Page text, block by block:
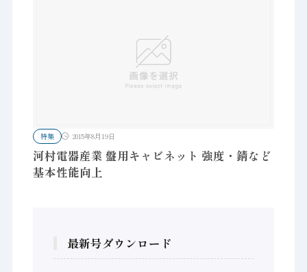
特集 2015年8月19日
河村電器産業 盤用キャビネット 強度・錆など
基本性能向上
最新号ダウンロード